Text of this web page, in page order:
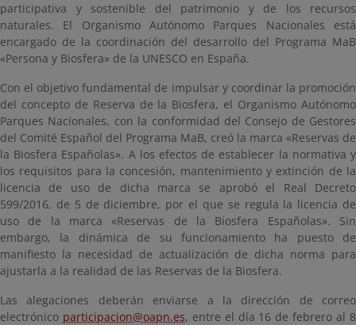
participativa y sostenible del patrimonio y de los recursos
naturales. El Organismo Autónomo Parques Nacionales está
encargado de la coordinación del desarrollo del Programa MaB
«Persona y Biosfera» de la UNESCO en España.
Con el objetivo fundamental de impulsar y coordinar la promoción
del concepto de Reserva de la Biosfera, el Organismo Autónomo
Parques Nacionales, con la conformidad del Consejo de Gestores
del Comité Español del Programa MaB, creó la marca «Reservas de
la Biosfera Españolas». A los efectos de establecer la normativa y
los requisitos para la concesión, mantenimiento y extinción de la
licencia de uso de dicha marca se aprobó el Real Decreto
599/2016, de 5 de diciembre, por el que se regula la licencia de
uso de la marca «Reservas de la Biosfera Españolas». Sin
embargo, la dinámica de su funcionamiento ha puesto de
manifiesto la necesidad de actualización de dicha norma para
ajustarla a la realidad de las Reservas de la Biosfera.
Las alegaciones deberán enviarse a la dirección de correo
electrónico participacion@oapn.es, entre el día 16 de febrero al 8